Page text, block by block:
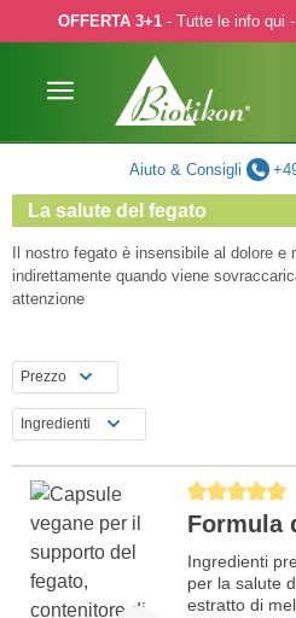
to main content
Skip to search
Skip to main navigation
OFFERTA 3+1- Tutte le info qui
Aiuto & Consigli
La salute del fegato
Il nostro fegato è insensibile al dolore e
indirettamente quando viene
attenzione
Prezzo
Ingredienti
Average rating
Formula
Ingredienti
per la salute
estratto di